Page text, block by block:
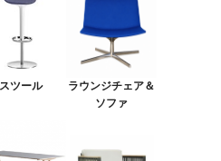
スツール
ラウンジチェア＆
ソファ